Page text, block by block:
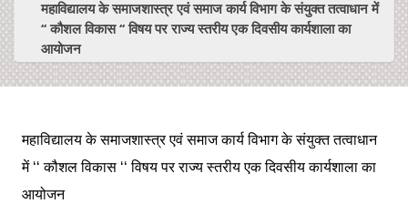
महाविद्यालय के समाजशास्त्र एवं समाज कार्य विभाग के संयुक्त तत्वाधान में
‘‘ कौशल विकास ‘‘ विषय पर राज्य स्तरीय एक दिवसीय कार्यशाला का
आयोजन
महाविद्यालय के समाजशास्त्र एवं समाज कार्य विभाग के संयुक्त तत्वाधान
में ‘‘ कौशल विकास ‘‘ विषय पर राज्य स्तरीय एक दिवसीय कार्यशाला का
आयोजन